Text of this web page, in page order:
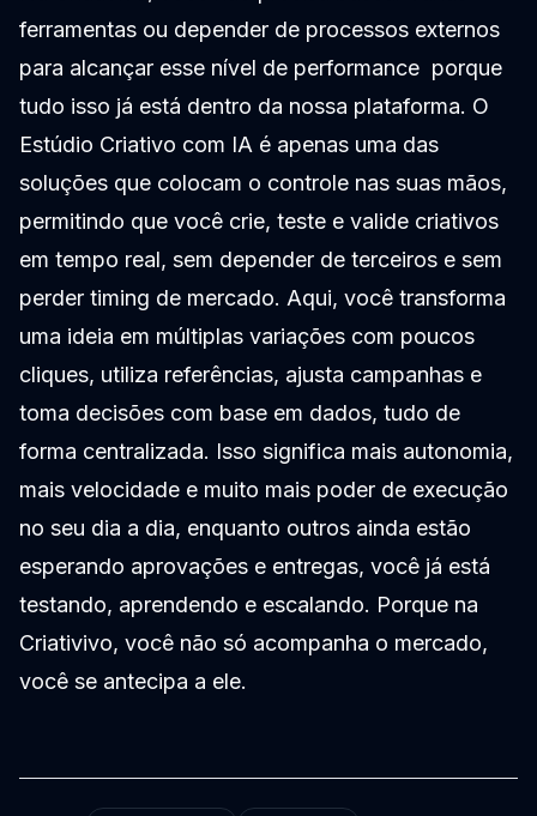
ferramentas ou depender de processos externos
para alcançar esse nível de performance porque
tudo isso já está dentro da nossa plataforma. O
Estúdio Criativo com IA é apenas uma das
soluções que colocam o controle nas suas mãos,
permitindo que você crie, teste e valide criativos
em tempo real, sem depender de terceiros e sem
perder timing de mercado. Aqui, você transforma
uma ideia em múltiplas variações com poucos
cliques, utiliza referências, ajusta campanhas e
toma decisões com base em dados, tudo de
forma centralizada. Isso significa mais autonomia,
mais velocidade e muito mais poder de execução
no seu dia a dia, enquanto outros ainda estão
esperando aprovações e entregas, você já está
testando, aprendendo e escalando. Porque na
Criativivo, você não só acompanha o mercado,
você se antecipa a ele.